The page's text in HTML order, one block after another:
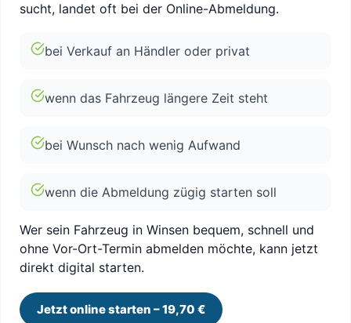
sucht, landet oft bei der Online-Abmeldung.
bei Verkauf an Händler oder privat
wenn das Fahrzeug längere Zeit steht
bei Wunsch nach wenig Aufwand
wenn die Abmeldung zügig starten soll
Wer sein Fahrzeug in Winsen bequem, schnell und
ohne Vor-Ort-Termin abmelden möchte, kann jetzt
direkt digital starten.
Jetzt online starten – 19,70 €